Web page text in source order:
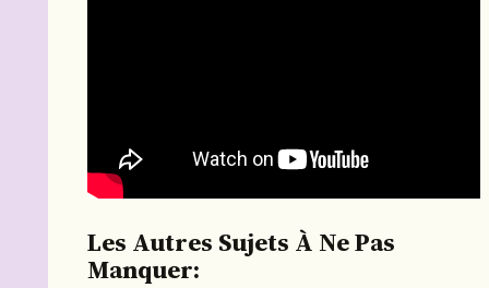
Les Autres Sujets À Ne Pas
Manquer: